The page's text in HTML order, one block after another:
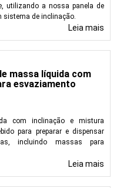
utilizando a nossa panela de
sistema de inclinação.
Leia mais
massa líquida com
esvaziamento
com inclinação e mistura
para preparar e dispensar
incluindo massas para
Leia mais